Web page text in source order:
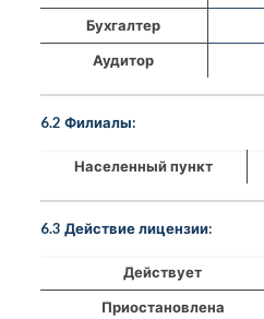
Бухгалтер
Аудитор
6.2 Филиалы:
Населенный пункт
6.3 Действие лицензии:
Действует
Приостановлена